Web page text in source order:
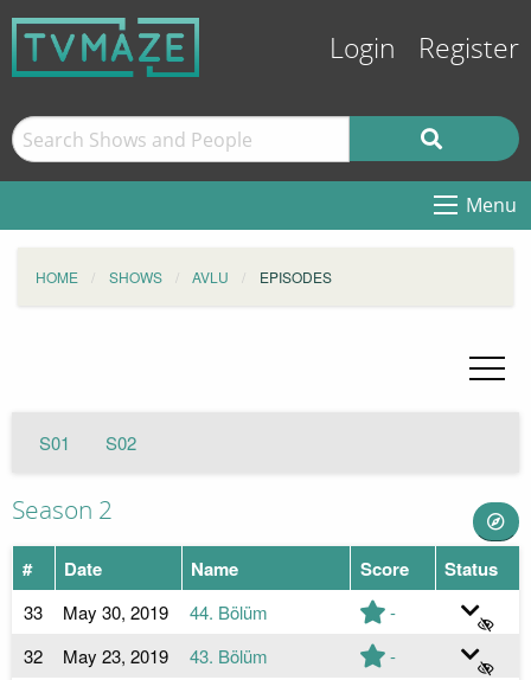
Login Register
Menu
HOME SHOWS AVLU EPISODES
S01 S02
Season 2
# Date Name Score Status
33 May 30, 2019 44. Bölüm
-
32
May 23, 2019 43. Bölüm
-